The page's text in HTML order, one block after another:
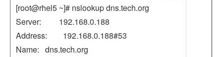
[root@rhel5 ~]# nslookup dns.tech.org
Server: 192.168.0.188
Address: 192.168.0.188#53
Name: dns.tech.org